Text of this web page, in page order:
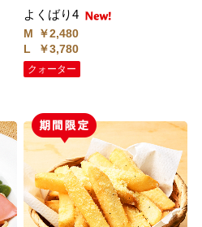
よくばり4
M
￥2,480
L
￥3,780
クォーター